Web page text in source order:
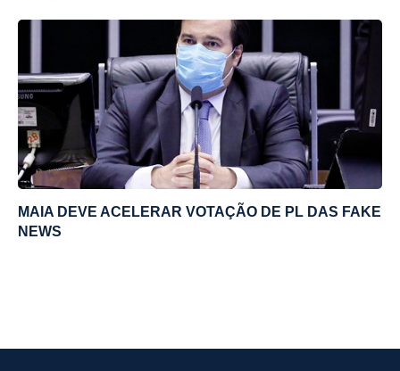
MAIA DEVE ACELERAR VOTAÇÃO DE PL DAS FAKE
NEWS